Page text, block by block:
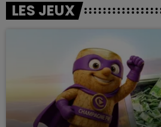
LES JEUX